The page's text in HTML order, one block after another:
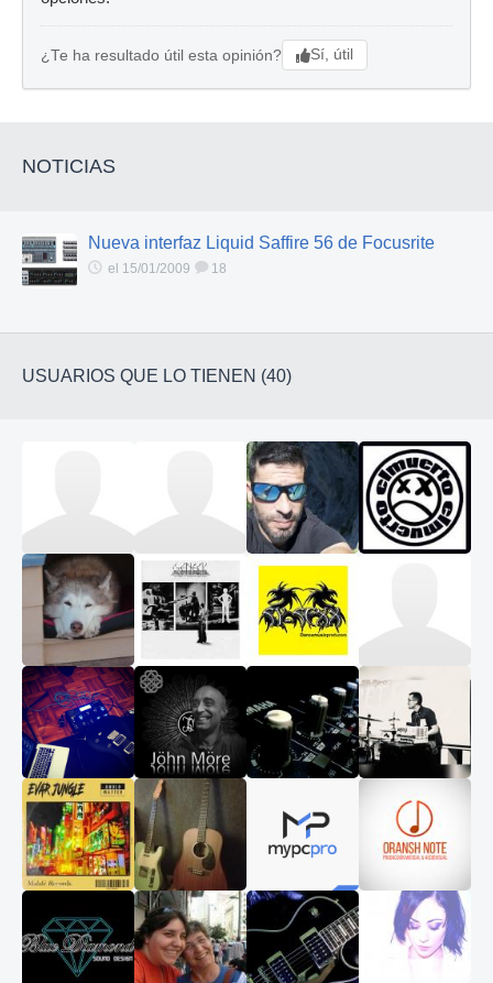
¿Te ha resultado útil esta opinión? Sí, útil
NOTICIAS
Nueva interfaz Liquid Saffire 56 de Focusrite
el 15/01/2009 18
USUARIOS QUE LO TIENEN (40)